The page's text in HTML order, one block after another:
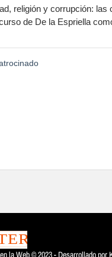
religión y corrupción: las
de De la Espriella
la Web © 2023 - Desarrollado por